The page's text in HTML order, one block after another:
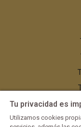
Tu privacidad es
Utilizamos cookies